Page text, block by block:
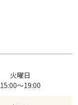
火曜日
15:00～19:00